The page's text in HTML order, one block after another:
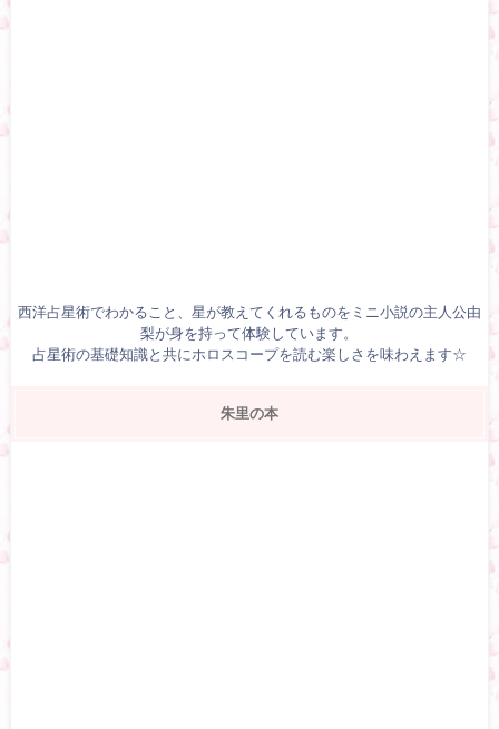
西洋占星術でわかること、星が教えてくれるものをミニ小説の主人公由
梨が身を持って体験しています。
占星術の基礎知識と共にホロスコープを読む楽しさを味わえます☆
朱里の本